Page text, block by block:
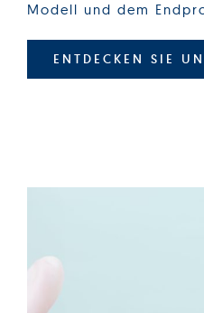
Modell und dem
ENTDECKEN SIE